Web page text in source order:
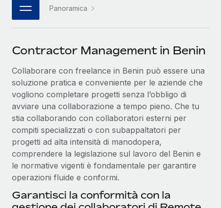
中文（简体）
Panoramica
Contractor Management in Benin
Collaborare con freelance in Benin può essere una
soluzione pratica e conveniente per le aziende che
vogliono completare progetti senza l’obbligo di
avviare una collaborazione a tempo pieno. Che tu
stia collaborando con collaboratori esterni per
compiti specializzati o con subappaltatori per
progetti ad alta intensità di manodopera,
comprendere la legislazione sul lavoro del Benin e
le normative vigenti è fondamentale per garantire
operazioni fluide e conformi.
Garantisci la conformità con la